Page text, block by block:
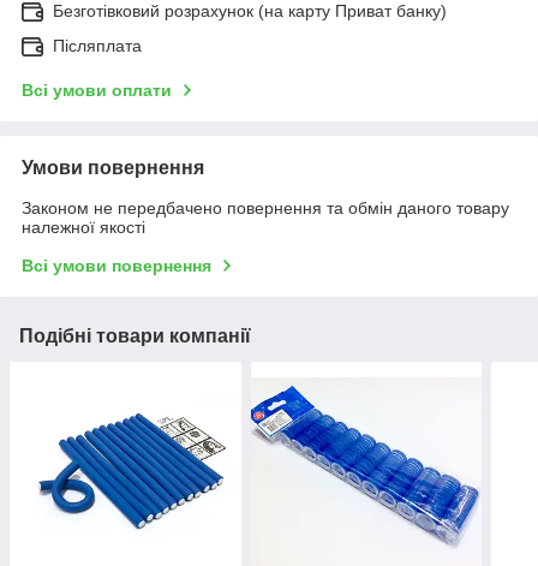
Безготівковий розрахунок (на карту Приват банку)
Післяплата
Всі умови оплати
Умови повернення
Законом не передбачено повернення та обмін даного товару
належної якості
Всі умови повернення
Подібні товари компанії